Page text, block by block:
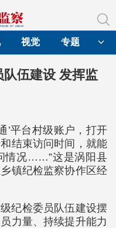
视觉 专题
伍建设 发挥监
’平台村级账户，打开
结束访问时间，就能
情况……”这是涡阳县
镇纪检监察协作区经
纪检委员队伍建设摆
力量、持续提升能力